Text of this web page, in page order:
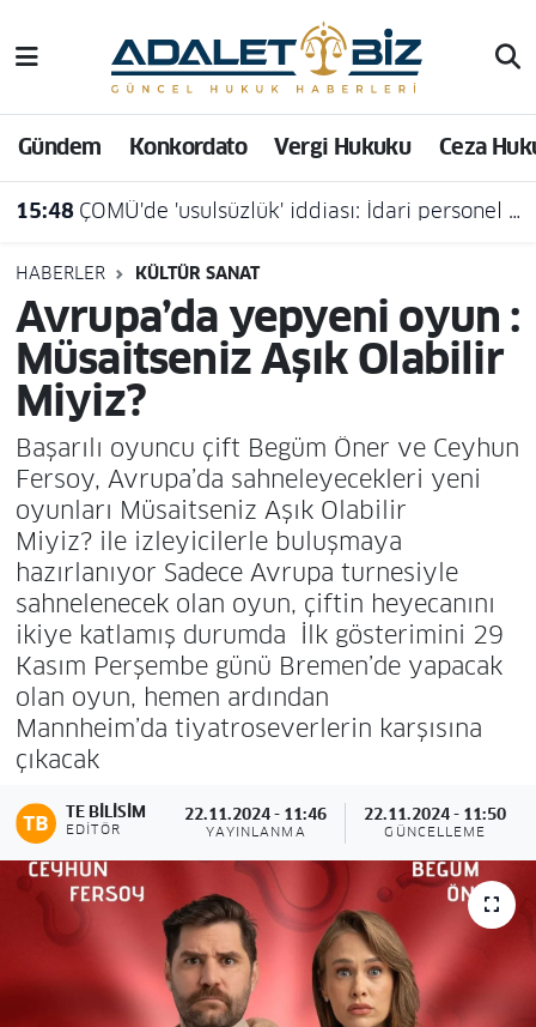
Gündem Konkordato Vergi Hukuku Ceza
15:48 ÇOMÜ'de 'usulsüzlük' iddiası: İdari personel açığa alındı
HABERLER KÜLTÜR SANAT
Avrupa’da yepyeni oyun :
Müsaitseniz Aşık Olabilir
Miyiz?
Başarılı oyuncu çift Begüm Öner ve Ceyhun
Fersoy, Avrupa’da sahneleyecekleri yeni
oyunları Müsaitseniz Aşık Olabilir
Miyiz? ile izleyicilerle buluşmaya
hazırlanıyor Sadece Avrupa turnesiyle
sahnelenecek olan oyun, çiftin heyecanını
ikiye katlamış durumda İlk gösterimini 29
Kasım Perşembe günü Bremen’de yapacak
olan oyun, hemen ardından
Mannheim’da tiyatroseverlerin karşısına
çıkacak
TE BILISIM
EDITÖR
22.11.2024 - 11:46
YAYINLANMA
22.11.2024 - 11:50
GÜNCELLEME
Hava Durumu
Trafik Durumu
Süper Lig Puan Durumu ve Fikstür
Tüm Manşetler
Son Dakika Haberleri
Haber Arşivi